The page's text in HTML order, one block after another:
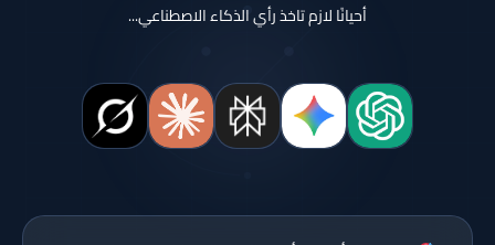
أحيانًا لازم تاخذ رأي الذكاء الاصطناعي...